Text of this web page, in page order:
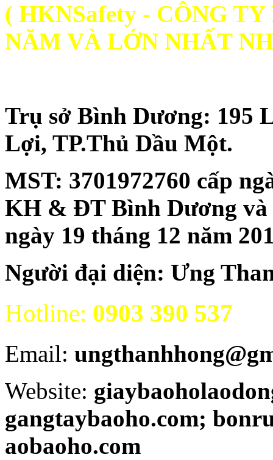
( HKNSafety - CÔNG
NĂM VÀ LỚN NHẤT
Trụ sở Bình Dương: 195
Lợi, TP.Thủ Dầu Một.
MST: 3701972760 cấp
KH & ĐT Bình Dương
ngày 19 tháng 12 năm
Người đại diện: Ưng
Hotline: 0903 390 537
Email:
Website:
gangtaybaoho.com;
aobaoho.com